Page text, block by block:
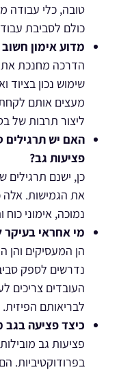
טובה, כלי עבודה
כולם לסביבת
מדוע אימון
הדרכה מחנכת את
שימוש נכון
מעצים אותם לקחת
ליצור תרבות של
האם יש תרגילים
פציעות גב?
כן, ישנם תרגילים
את הגמישות. אלה
נמוכה, אימוני כוח
מי אחראי בעיקר
הן המעסיקים והן
נדרשים לספק
העובדים צריכים
לבריאותם הפיזית.
כיצד פציעה
פציעות גב
בפרודוקטיביות.